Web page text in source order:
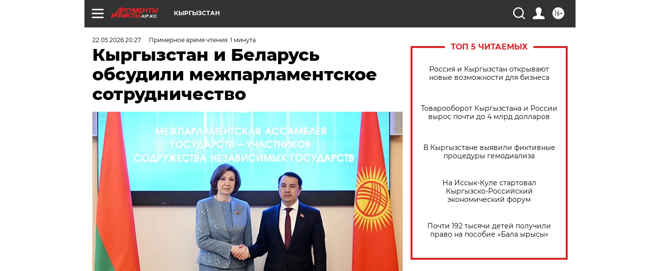
AIF.KG 16+
КЫРГЫЗСТАН
22.05.2026 20:27 Примерное время чтения: 1 минута
Кыргызстан и Беларусь
обсудили межпарламентское
сотрудничество
ТОП 5 ЧИТАЕМЫХ
Россия и Кыргызстан открывают
новые возможности для бизнеса
Товарооборот Кыргызстана и России
вырос почти до 4 млрд долларов
В Кыргызстане выявили фиктивные
процедуры гемодиализа
На Иссык-Куле стартовал
Кыргызско-Российский
экономический форум
Почти 192 тысячи детей получили
право на пособие «Бала ырысы»